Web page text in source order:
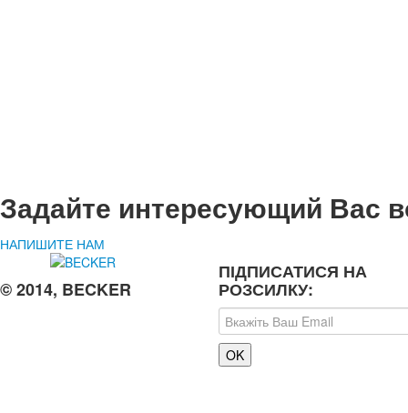
Задайте интересующий Вас
НАПИШИТЕ НАМ
© 2014, BECKER
ПІДПИСАТИСЯ НА
РОЗСИЛКУ: